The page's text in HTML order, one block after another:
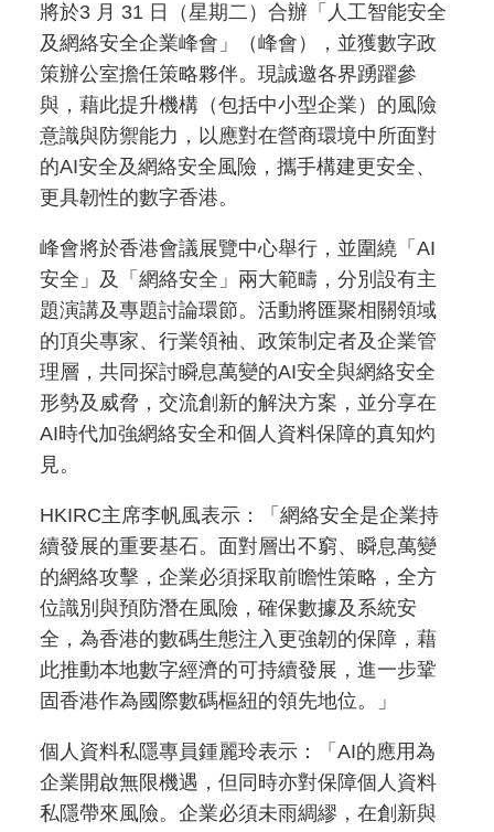
將於3 月 31 日（星期二）合辦「人工智能安全
及網絡安全企業峰會」（峰會），並獲數字政
策辦公室擔任策略夥伴。現誠邀各界踴躍參
與，藉此提升機構（包括中小型企業）的風險
意識與防禦能力，以應對在營商環境中所面對
的AI安全及網絡安全風險，攜手構建更安全、
更具韌性的數字香港。
峰會將於香港會議展覽中心舉行，並圍繞「AI
安全」及「網絡安全」兩大範疇，分別設有主
題演講及專題討論環節。活動將匯聚相關領域
的頂尖專家、行業領袖、政策制定者及企業管
理層，共同探討瞬息萬變的AI安全與網絡安全
形勢及威脅，交流創新的解決方案，並分享在
AI時代加強網絡安全和個人資料保障的真知灼
見。
HKIRC主席李帆風表示：「網絡安全是企業持
續發展的重要基石。面對層出不窮、瞬息萬變
的網絡攻擊，企業必須採取前瞻性策略，全方
位識別與預防潛在風險，確保數據及系統安
全，為香港的數碼生態注入更強韌的保障，藉
此推動本地數字經濟的可持續發展，進一步鞏
固香港作為國際數碼樞紐的領先地位。」
個人資料私隱專員鍾麗玲表示：「AI的應用為
企業開啟無限機遇，但同時亦對保障個人資料
私隱帶來風險。企業必須未雨綢繆，在創新與